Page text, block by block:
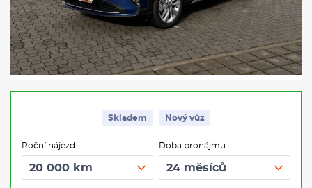
Skladem Nový vůz
Roční nájezd: Doba pronájmu: